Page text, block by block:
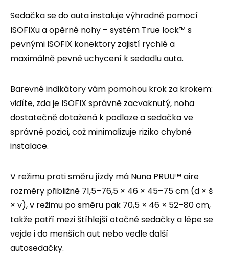
Sedačka se do auta instaluje výhradně pomocí
ISOFIXu a opěrné nohy – systém True lock™ s
pevnými ISOFIX konektory zajistí rychlé a
maximálně pevné uchycení k sedadlu auta.
Barevné indikátory vám pomohou krok za krokem:
vidíte, zda je ISOFIX správně zacvaknutý, noha
dostatečně dotažená k podlaze a sedačka ve
správné pozici, což minimalizuje riziko chybné
instalace.
V režimu proti směru jízdy má Nuna PRUU™ aire
rozměry přibližně 71,5–76,5 × 46 × 45–75 cm (d × š
× v), v režimu po směru pak 70,5 × 46 × 52–80 cm,
takže patří mezi štíhlejší otočné sedačky a lépe se
vejde i do menších aut nebo vedle další
autosedačky.